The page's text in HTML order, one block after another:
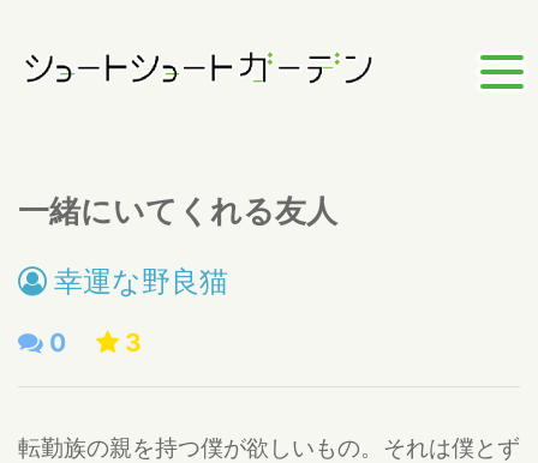
一緒にいてくれる友人
幸運な野良猫
0 3
転勤族の親を持つ僕が欲しいもの。それは僕とず